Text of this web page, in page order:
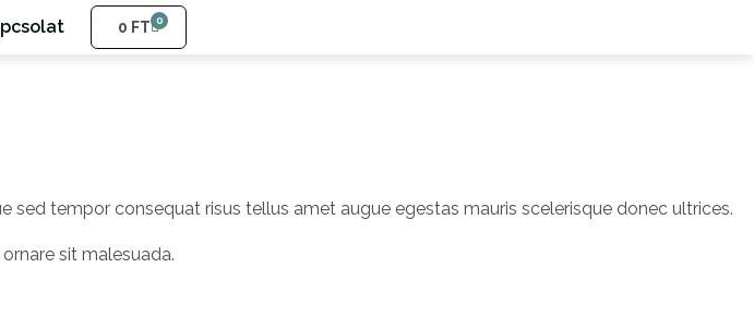
0 FT 0
tempor consequat risus tellus amet augue egestas mauris scelerisque donec ultrices.
sit malesuada.